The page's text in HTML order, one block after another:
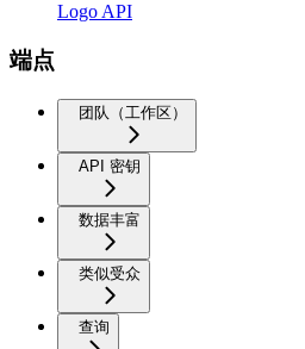
Logo API
端点
团队（工作区）
API 密钥
数据丰富
类似受众
查询